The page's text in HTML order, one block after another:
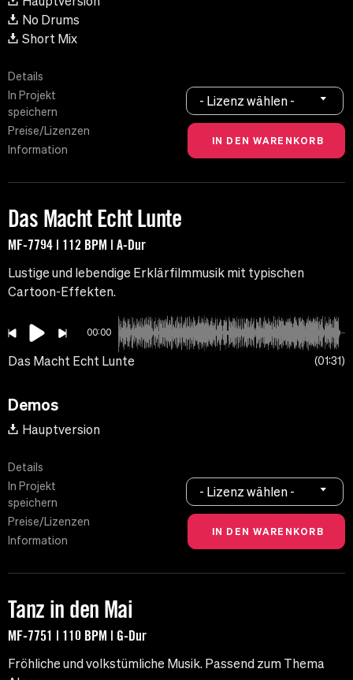
No Drums
Short Mix
Details
In Projekt
speichern
Preise/Lizenzen
Information
- Lizenz wählen -
Das Macht Echt Lunte
MF-7794 | 112 BPM | A-Dur
Lustige und lebendige Erklärfilmmusik mit typischen
Cartoon-Effekten.
00:00
Das Macht Echt Lunte 01:31
Demos
Hauptversion
Details
In Projekt
speichern
Preise/Lizenzen
Information
- Lizenz wählen -
Tanz in den Mai
MF-7751 | 110 BPM | G-Dur
Fröhliche und volkstümliche Musik. Passend zum Thema